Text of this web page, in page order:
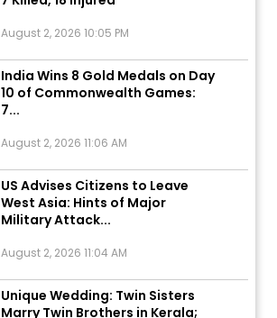
India Wins 8 Gold Medals on Day
10 of Commonwealth Games:
7...
US Advises Citizens to Leave
West Asia: Hints of Major
Military Attack...
Unique Wedding: Twin Sisters
Marry Twin Brothers in Kerala;
Priests Conducting Rituals...